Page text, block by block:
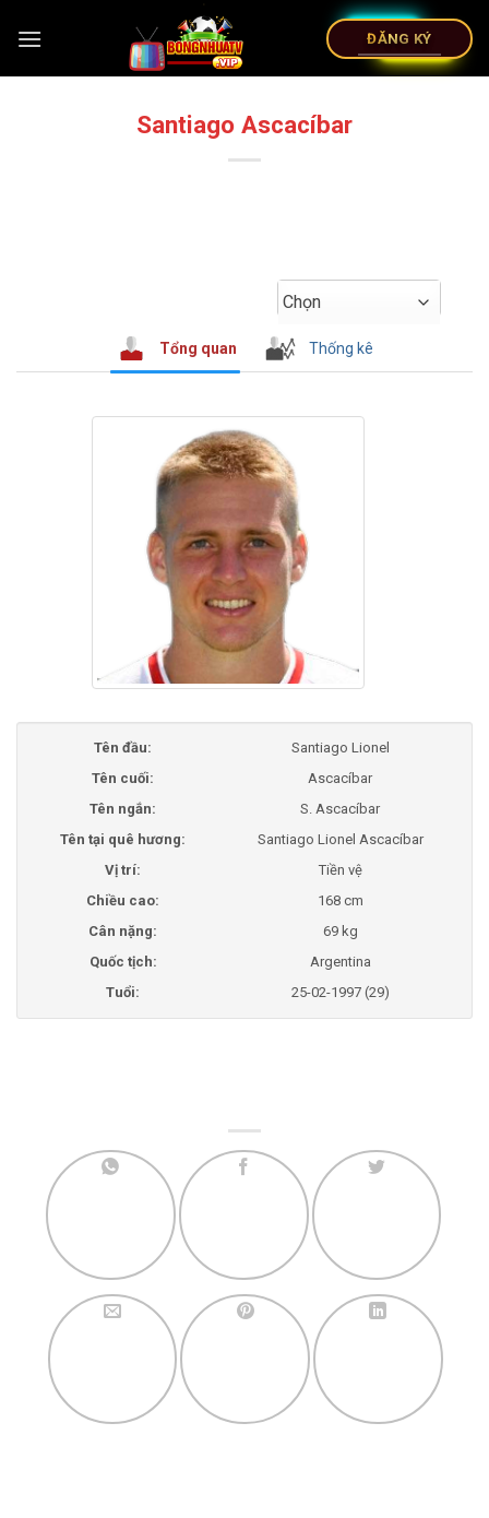
ĐĂNG KÝ
Santiago Ascacíbar
Chọn
Tổng quan Thống kê
Tên đầu:
Santiago Lionel
Tên cuối:
Ascacíbar
Tên ngắn:
S. Ascacíbar
Tên tại quê hương:
Santiago Lionel Ascacíbar
Vị trí:
Tiền vệ
Chiều cao:
168 cm
Cân nặng:
69 kg
Quốc tịch:
Argentina
Tuổi:
25-02-1997 (29)